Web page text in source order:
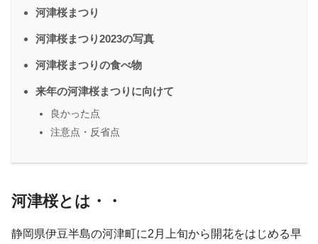
河津桜まつり
河津桜まつり2023の写真
河津桜まつりの食べ物
来年の河津桜まつりに向けて
良かった点
注意点・反省点
河津桜とは・・
静岡県伊豆半島の河津町に2月上旬から開花をはじめる早